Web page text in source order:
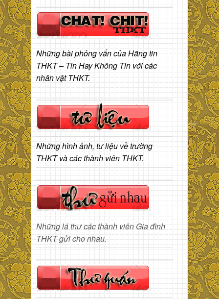
Những bài phỏng vấn của Hãng tin
THKT – Tin Hay Không Tin với các
nhân vật THKT.
Những hình ảnh, tư liệu về trường
THKT và các thành viên THKT.
Những lá thư các thành viên Gia đình
THKT gửi cho nhau.